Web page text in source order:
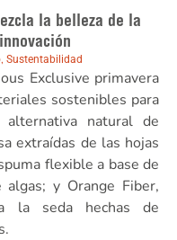
la belleza de la
, Sustentabilidad
Exclusive primavera
sostenibles para
alternativa natural de
extraídas de las hojas
flexible a base de
y Orange Fiber,
la seda hechas de